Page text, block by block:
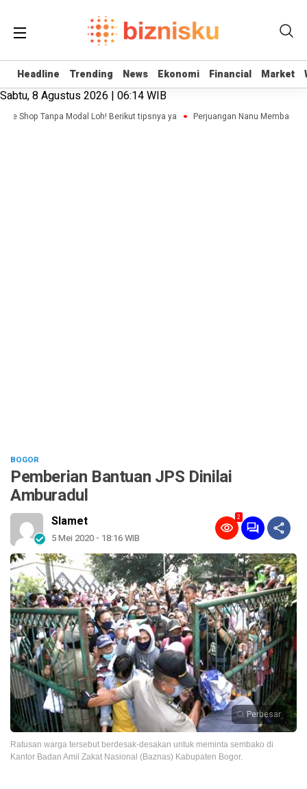
Headline Trending News Ekonomi Financial Market
Headline Trending News Ekonomi Financial Market
Sabtu, 8 Agustus 2026 | 06:14 WIB
Shop Tanpa Modal Loh! Berikut tipsnya ya Perjuangan Nanu Membangun
BOGOR
Pemberian Bantuan JPS Dinilai
Amburadul
Slamet
5 Mei 2020 - 18:16 WIB
2
Perbesar
Ratusan warga tersebut berdesak-desakan untuk meminta sembako di
Kantor Badan Amil Zakat Nasional (Baznas) Kabupaten Bogor.